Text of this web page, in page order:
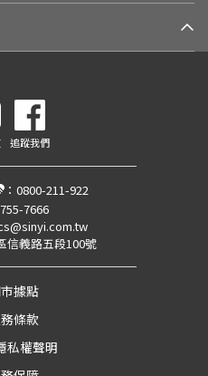
追蹤我們
： 0800-211-922
7666
信義路五段100號
據點
條款
私權聲明